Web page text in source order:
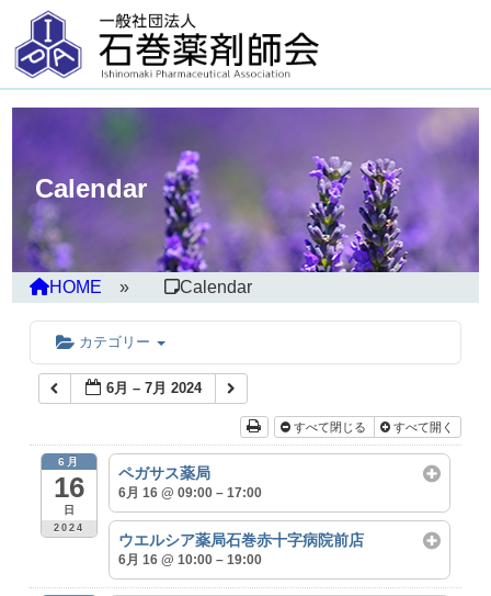
Calendar
HOME Calendar
カテゴリー
6月 – 7月 2024
すべて閉じる すべて開く
6月
16
日
2024
ペガサス薬局
6月 16 @ 09:00 – 17:00
ウエルシア薬局石巻赤十字病院前店
6月 16 @ 10:00 – 19:00